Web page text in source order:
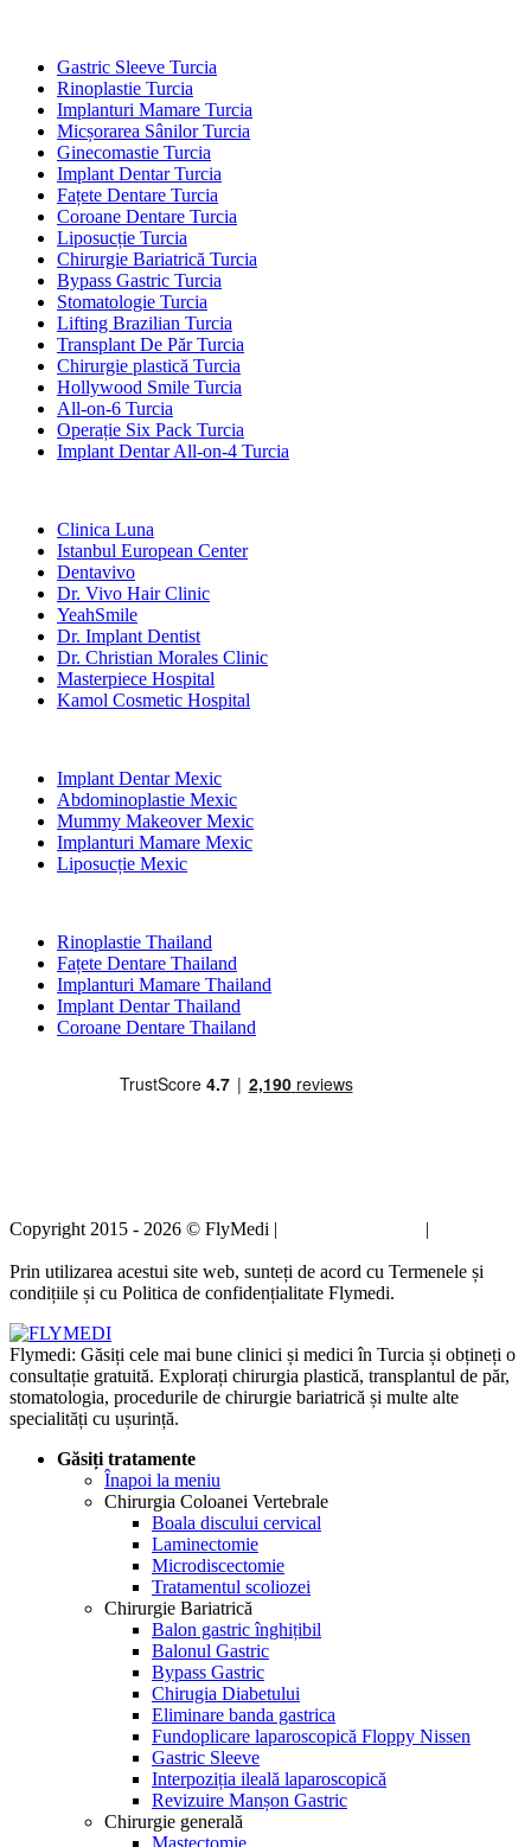
Gastric Sleeve Turcia
Rinoplastie Turcia
Implanturi Mamare Turcia
Micșorarea Sânilor Turcia
Ginecomastie Turcia
Implant Dentar Turcia
Fațete Dentare Turcia
Coroane Dentare Turcia
Liposucție Turcia
Chirurgie Bariatrică Turcia
Bypass Gastric Turcia
Stomatologie Turcia
Lifting Brazilian Turcia
Transplant De Păr Turcia
Chirurgie plastică Turcia
Hollywood Smile Turcia
All-on-6 Turcia
Operație Six Pack Turcia
Implant Dentar All-on-4 Turcia
Clinica Luna
Istanbul European Center
Dentavivo
Dr. Vivo Hair Clinic
YeahSmile
Dr. Implant Dentist
Dr. Christian Morales Clinic
Masterpiece Hospital
Kamol Cosmetic Hospital
Implant Dentar Mexic
Abdominoplastie Mexic
Mummy Makeover Mexic
Implanturi Mamare Mexic
Liposucție Mexic
Rinoplastie Thailand
Fațete Dentare Thailand
Implanturi Mamare Thailand
Implant Dentar Thailand
Coroane Dentare Thailand
Copyright 2015 - 2026 © FlyMedi | |
Prin utilizarea acestui site web, sunteți de acord cu Termenele și
condițiile și cu Politica de confidențialitate Flymedi.
Flymedi: Găsiți cele mai bune clinici și medici în Turcia și obțineți o
consultație gratuită. Explorați chirurgia plastică, transplantul de păr,
stomatologia, procedurile de chirurgie bariatrică și multe alte
specialități cu ușurință.
Găsiți tratamente
Înapoi la meniu
Chirurgia Coloanei Vertebrale
Boala discului cervical
Laminectomie
Microdiscectomie
Tratamentul scoliozei
Chirurgie Bariatrică
Balon gastric înghițibil
Balonul Gastric
Bypass Gastric
Chirugia Diabetului
Eliminare banda gastrica
Fundoplicare laparoscopică Floppy Nissen
Gastric Sleeve
Interpoziția ileală laparoscopică
Revizuire Manșon Gastric
Chirurgie generală
Mastectomie